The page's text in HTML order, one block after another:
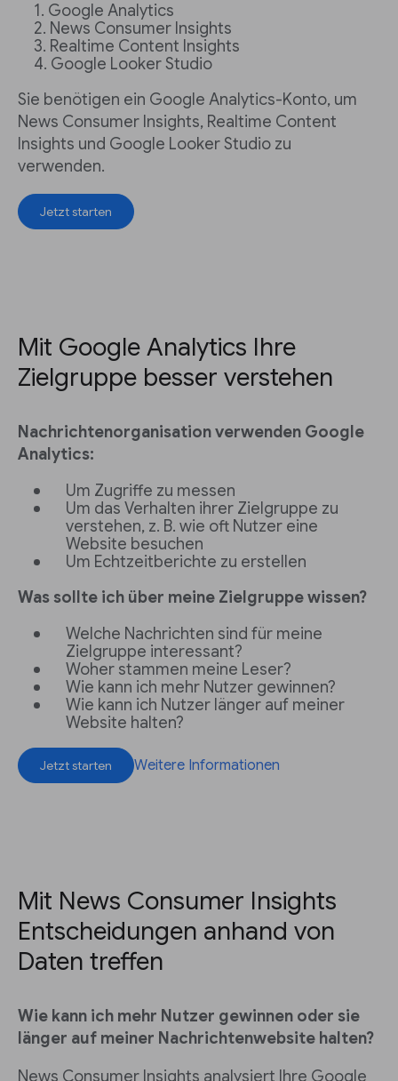
Google Analytics
News Consumer Insights
Realtime Content Insights
Google Looker Studio
Sie benötigen ein Google Analytics-Konto, um
News Consumer Insights, Realtime Content
Insights und Google Looker Studio zu
verwenden.
Jetzt starten
Mit Google Analytics Ihre
Zielgruppe besser verstehen
Nachrichtenorganisation verwenden Google
Analytics:
Um Zugriffe zu messen
Um das Verhalten ihrer Zielgruppe zu
verstehen, z. B. wie oft Nutzer eine
Website besuchen
Um Echtzeitberichte zu erstellen
Was sollte ich über meine Zielgruppe wissen?
Welche Nachrichten sind für meine
Zielgruppe interessant?
Woher stammen meine Leser?
Wie kann ich mehr Nutzer gewinnen?
Wie kann ich Nutzer länger auf meiner
Website halten?
Jetzt starten Weitere Informationen
Mit News Consumer Insights
Entscheidungen anhand von
Daten treffen
Wie kann ich mehr Nutzer gewinnen oder sie
länger auf meiner Nachrichtenwebsite halten?
News Consumer Insights analysiert Ihre Google